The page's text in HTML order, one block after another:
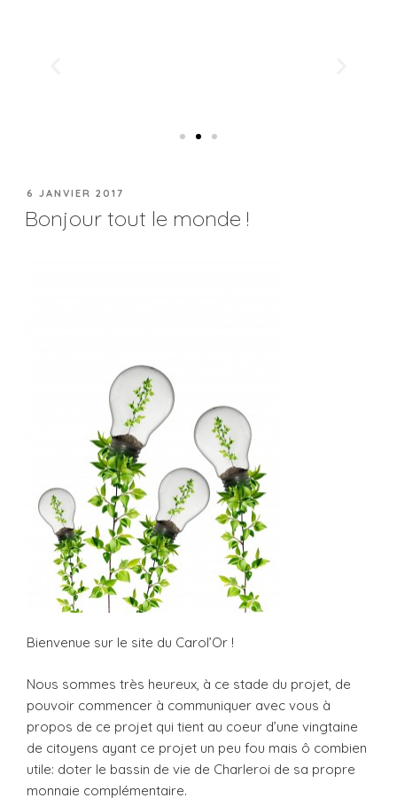
6 JANVIER 2017
Bonjour tout le monde !
Bienvenue sur le site du Carol’Or !
Nous sommes très heureux, à ce stade du projet, de
pouvoir commencer à communiquer avec vous à
propos de ce projet qui tient au coeur d’une vingtaine
de citoyens ayant ce projet un peu fou mais ô combien
utile: doter le bassin de vie de Charleroi de sa propre
monnaie complémentaire.